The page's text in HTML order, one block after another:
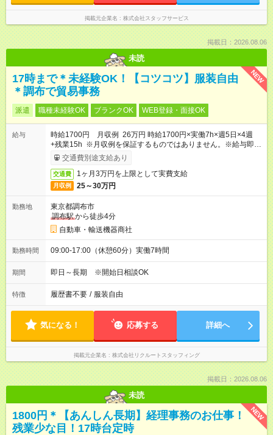
掲載元企業名 株式会社スタッフサービス
掲載日：2026.08.06
未読
NEW
17時まで＊未経験OK！【コツコツ】服装自由
＊調布で貿易事務
派遣 職種未経験OK ブランクOK WEB登録・面接OK
給与
時給1700円 月収例 26万円 時給1700円×実働7h×週5日×4週
+残業15h ※月収例を保証するものではありません。※給与即受
取りサービス利用可（利用条件有）
交通費別途支給あり
交通費 1ヶ月3万円を上限として実費支給
月収例 25～30万円
勤務地
東京都調布市
調布駅から徒歩4分
自動車・輸送機器商社
勤務時間 09:00-17:00（休憩60分）実働7時間
期間 即日～長期 ※開始日相談OK
特徴 履歴書不要 / 服装自由
気になる！ 応募する 詳細へ
掲載元企業名 株式会社リクルートスタッフィング
掲載日：2026.08.06
未読
NEW
1800円＊【あんしん長期】経理事務のお仕事！
残業少な目！17時台定時